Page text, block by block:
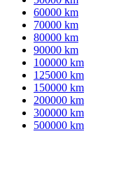
60000 km
70000 km
80000 km
90000 km
100000 km
125000 km
150000 km
200000 km
300000 km
500000 km